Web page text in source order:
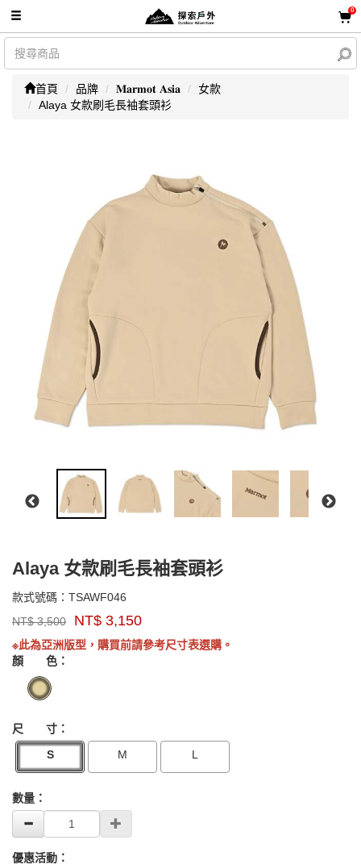
0
首頁 品牌 𝐌𝐚𝐫𝐦𝐨𝐭 𝐀𝐬𝐢𝐚
女款
Alaya 女款刷毛長袖套頭衫
Alaya 女款刷毛長袖套頭衫
款式號碼： TSAWF046
牌：
Marmot
Asia
NT$3,500 NT$ 3,150
※此為亞洲版型，購買前請參考尺寸表選購。
顏 色：
尺 寸：
S
M L
數量：
優惠活動：